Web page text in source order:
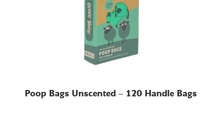
Poop Bags Unscented – 120 Handle Bags